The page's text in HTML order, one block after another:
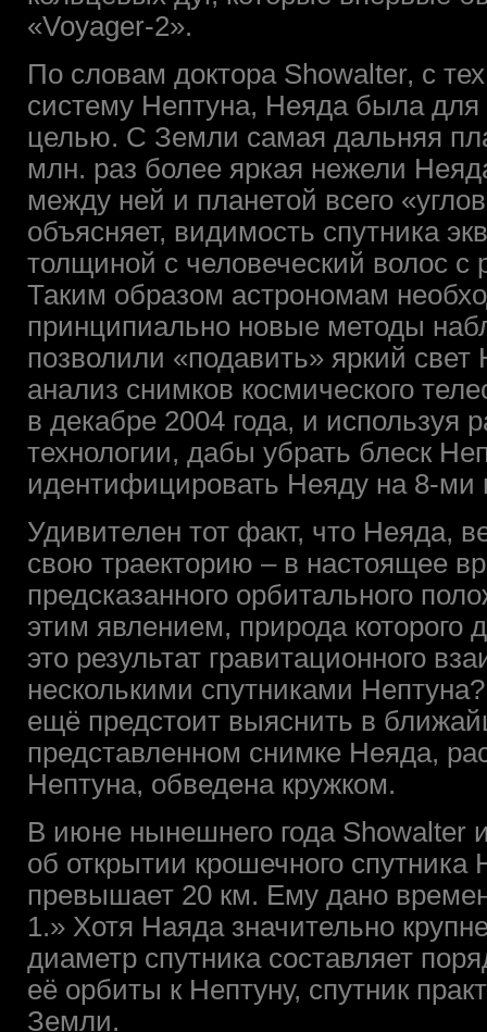
«Voyager-2».
По словам доктора Showalter, с
систему Нептуна, Неяда была
целью. С Земли самая дальняя
млн. раз более яркая нежели
между ней и планетой всего
объясняет, видимость спутника
толщиной с человеческий волос
Таким образом астрономам
принципиально новые методы
позволили «подавить» яркий
анализ снимков космического
в декабре 2004 года, и используя
технологии, дабы убрать блеск
идентифицировать Неяду на 8-ми
Удивителен тот факт, что Неяда,
свою траекторию – в настоящее
предсказанного орбитального
этим явлением, природа которого
это результат гравитационного
несколькими спутниками
ещё предстоит выяснить в
представленном снимке Неяда,
Нептуна, обведена кружком.
В июне нынешнего года Showalter
об открытии крошечного спутника
превышает 20 км. Ему дано
1.» Хотя Наяда значительно
диаметр спутника составляет
её орбиты к Нептуну, спутник
Земли.